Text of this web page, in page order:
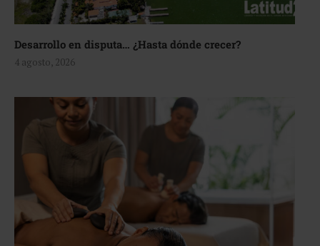
Desarrollo en disputa… ¿Hasta dónde crecer?
4 agosto, 2026